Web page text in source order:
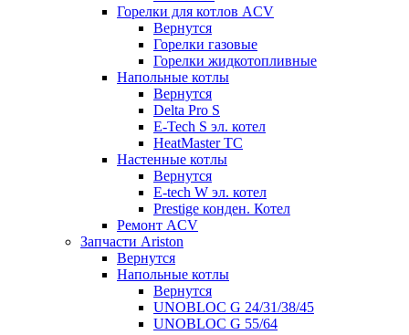
Горелки для котлов ACV
Вернутся
Горелки газовые
Горелки жидкотопливные
Напольные котлы
Вернутся
Delta Pro S
E-Tech S эл. котел
HeatMaster TC
Настенные котлы
Вернутся
E-tech W эл. котел
Prestige конден. Котел
Ремонт ACV
Запчасти Ariston
Вернутся
Напольные котлы
Вернутся
UNOBLOC G 24/31/38/45
UNOBLOC G 55/64